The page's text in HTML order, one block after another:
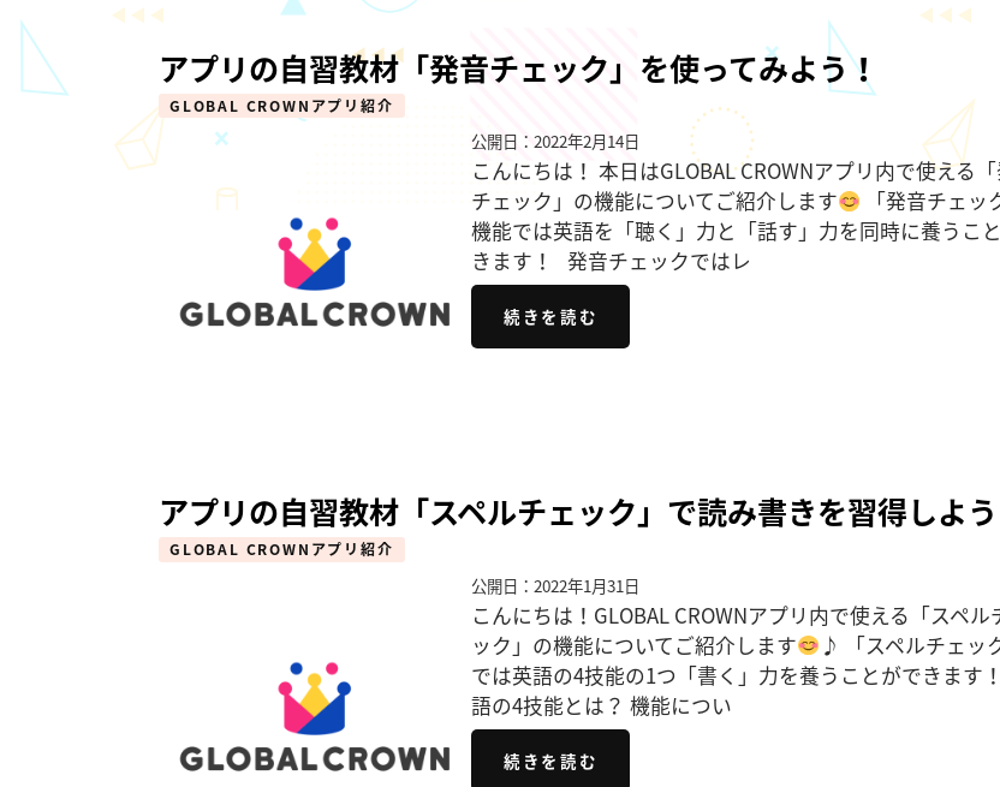
アプリの自習教材「発音チェック」を使ってみよう！
GLOBAL CROWNアプリ紹介
公開日：2022年2月14日
こんにちは！ 本日はGLOBAL CROWNアプリ内で使える
チェック」の機能についてご紹介します
「発音チェッ
機能では英語を「聴く」力と「話す」力を同時に養うこ
きます！ 発音チェックではレ
続きを読む
アプリの自習教材「スペルチェック」で読み書きを習得しよう
GLOBAL CROWNアプリ紹介
公開日：2022年1月31日
こんにちは！GLOBAL CROWNアプリ内で使える「スペル
ック」の機能についてご紹介します
♪ 「スペルチェッ
では英語の4技能の1つ「書く」力を養うことができます
語の4技能とは？ 機能につい
続きを読む